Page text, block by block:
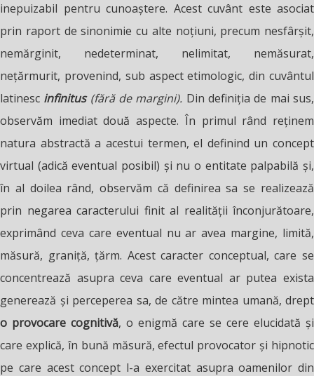
inepuizabil pentru cunoaștere. Acest cuvânt este asociat
prin raport de sinonimie cu alte noțiuni, precum nesfârșit,
nemărginit, nedeterminat, nelimitat, nemăsurat,
nețărmurit, provenind, sub aspect etimologic, din cuvântul
latinesc infinitus(fără de margini). Din definiția de mai sus,
observăm imediat două aspecte. În primul rând reținem
natura abstractă a acestui termen, el definind un concept
virtual (adică eventual posibil) și nu o entitate palpabilă și,
în al doilea rând, observăm că definirea sa se realizează
prin negarea caracterului finit al realității înconjurătoare,
exprimând ceva care eventual nu ar avea margine, limită,
măsură, graniță, țărm. Acest caracter conceptual, care se
concentrează asupra ceva care eventual ar putea exista
generează și perceperea sa, de către mintea umană, drept
o provocare cognitivă, o enigmă care se cere elucidată și
care explică, în bună măsură, efectul provocator și hipnotic
pe care acest concept l-a exercitat asupra oamenilor din